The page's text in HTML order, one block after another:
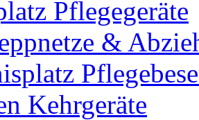
Pflegegeräte
&
Kehrgeräte